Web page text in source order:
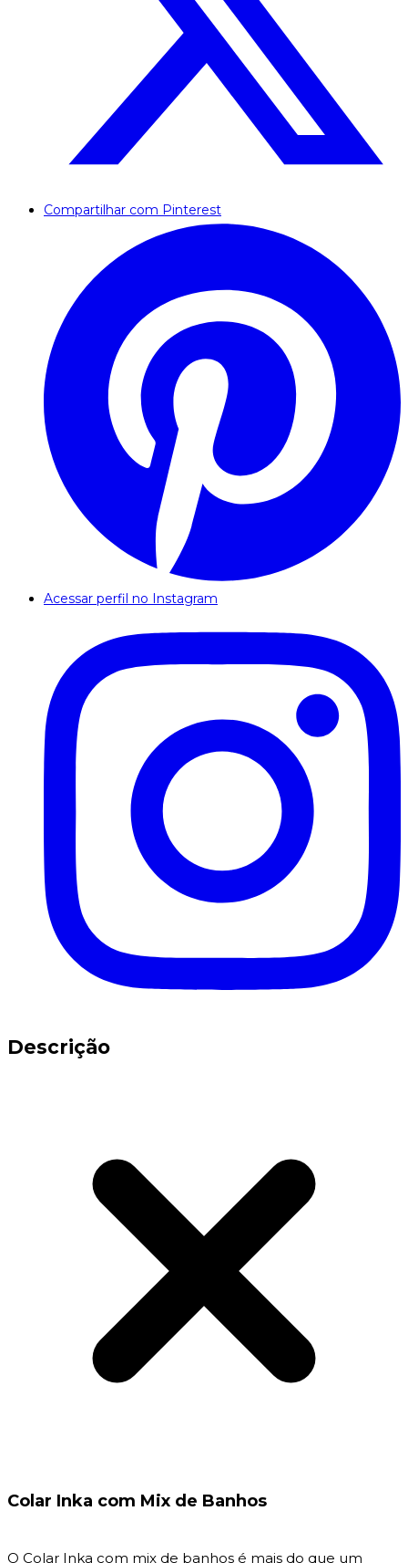
Compartilhar com Pinterest
Acessar perfil no Instagram
Descrição
Colar Inka com Mix de Banhos
O Colar Inka com mix de banhos é mais do que um